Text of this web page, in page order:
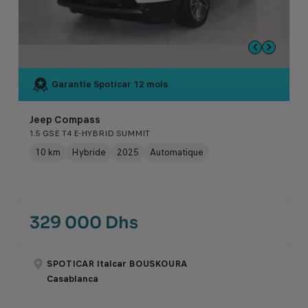
Garantie Spoticar 12 mois
Jeep Compass
1.5 GSE T4 E-HYBRID SUMMIT
10 km Hybride 2025 Automatique
329 000 Dhs
SPOTICAR Italcar BOUSKOURA
Casablanca